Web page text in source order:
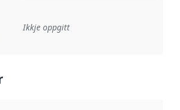
Referanse til ei implementeringsregel eller
Ikkje oppgitt